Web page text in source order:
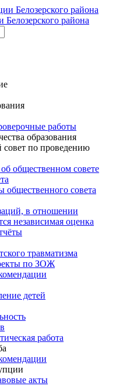
района
работы
образования
по проведению
общественном совете
общественного совета
в отношении
независимая оценка
травматизма
по ЗОЖ
детей
работа
акты